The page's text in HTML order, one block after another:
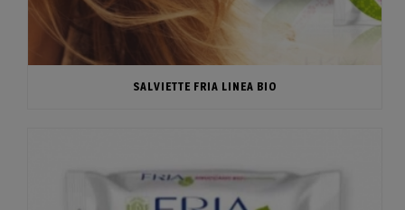
SALVIETTE FRIA LINEA BIO